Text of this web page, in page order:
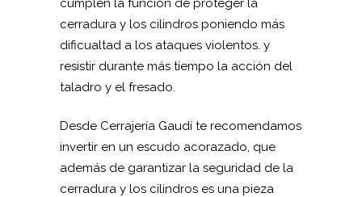
cumplen la función de proteger la
cerradura y los cilindros poniendo más
dificualtad a los ataques violentos. y
resistir durante más tiempo la acción del
taladro y el fresado.
Desde Cerrajería Gaudí te recomendamos
invertir en un escudo acorazado, que
además de garantizar la seguridad de la
cerradura y los cilindros es una pieza